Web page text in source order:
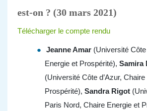
est-on ? (30 mars 2021)
Télécharger le compte rendu
Jeanne Amar(Université Côte
Energie et Prospérité), Samira
(Université Côte d’Azur,
Prospérité), Sandra Rigot
Paris Nord, Chaire Energie et